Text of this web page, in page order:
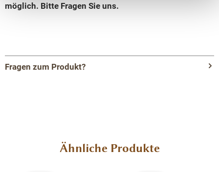
möglich. Bitte Fragen Sie uns.
Fragen zum Produkt?
Dies ist ein stilvoller, hochwertiger Schreibtisch der
Produktgalerie überspringen
Ähnliche Produkte